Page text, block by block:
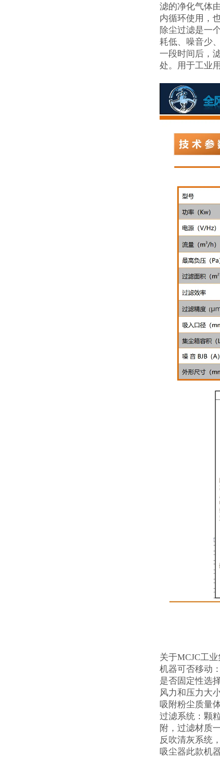
滤的净化气体
内循环使用，
除尘过滤是一
耗低、噪音少
一段时间后，
处。用于工业
关于MCJC工
机器可否移动
是否固定性选
风力和压力大
吸附粉尘质量
过滤系统：颗
附，过滤材质
反吹清灰系统
吸尘器此款机